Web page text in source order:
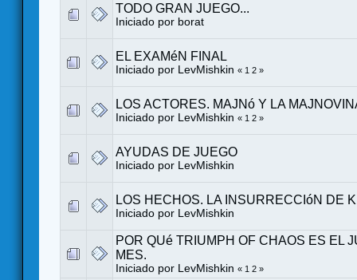
TODO GRAN JUEGO...
Iniciado por borat
EL EXAMéN FINAL
Iniciado por LevMishkin « 1 2 »
LOS ACTORES. MAJNó Y LA
Iniciado por LevMishkin « 1 2 »
AYUDAS DE JUEGO
Iniciado por LevMishkin
LOS HECHOS. LA INSURRECCIóN DE
Iniciado por LevMishkin
POR QUé TRIUMPH OF CHAOS ES EL
MES.
Iniciado por LevMishkin « 1 2 »